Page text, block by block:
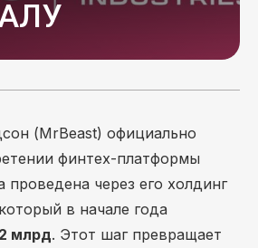
(MrBeast) официально
финтех-платформы
проведена через его холдинг
в начале года
млрд. Этот шаг превращает